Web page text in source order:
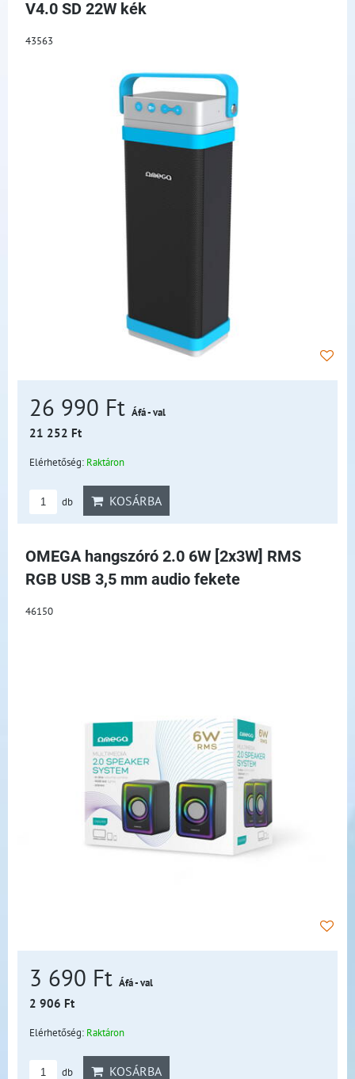
V4.0 SD 22W kék
43563
26 990 Ft Áfá - val
21 252 Ft
Elérhetőség: Raktáron
db KOSÁRBA
OMEGA hangszóró 2.0 6W [2x3W] RMS
RGB USB 3,5 mm audio fekete
46150
3 690 Ft Áfá - val
2 906 Ft
Elérhetőség: Raktáron
db KOSÁRBA